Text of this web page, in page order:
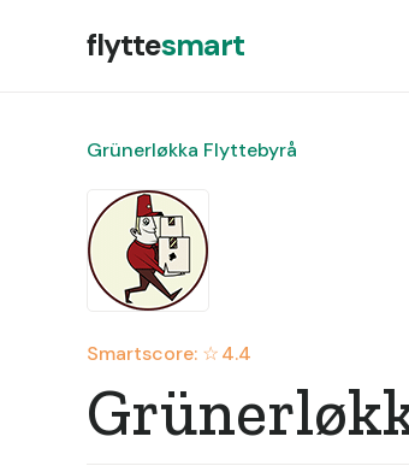
flyttesmart
Grünerløkka Flyttebyrå
Smartscore: ☆4.4